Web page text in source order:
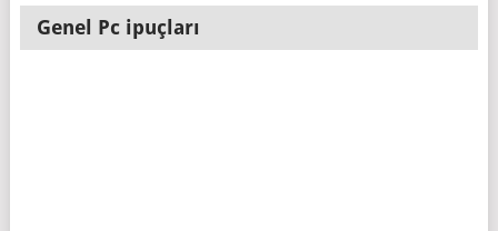
Genel Pc ipuçları